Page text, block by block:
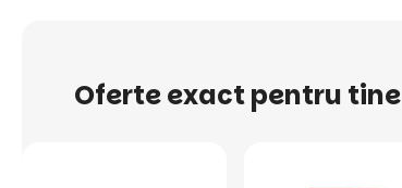
Oferte exact pentru tine